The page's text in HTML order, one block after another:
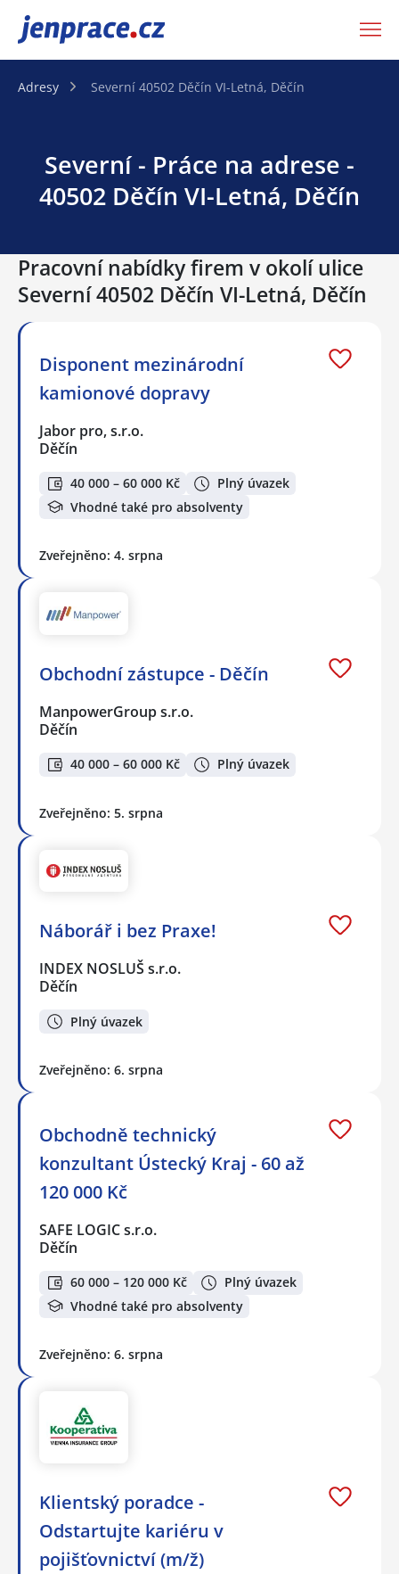
JenPráce.cz
Adresy Severní 40502 Děčín VI-Letná, Děčín
Severní - Práce na adrese -
40502 Děčín VI-Letná, Děčín
Pracovní nabídky firem v okolí ulice
Severní 40502 Děčín VI-Letná, Děčín
Disponent mezinárodní
kamionové dopravy
Jabor pro, s.r.o.
Děčín
40 000 – 60 000 Kč
Plný úvazek
Vhodné také pro absolventy
Zveřejněno: 4. srpna
Obchodní zástupce - Děčín
ManpowerGroup s.r.o.
Děčín
40 000 – 60 000 Kč Plný úvazek
Zveřejněno: 5. srpna
Náborář i bez Praxe!
INDEX NOSLUŠ s.r.o.
Děčín
Plný úvazek
Zveřejněno: 6. srpna
Obchodně technický
konzultant Ústecký Kraj - 60 až
120 000 Kč
SAFE LOGIC s.r.o.
Děčín
60 000 – 120 000 Kč
Plný úvazek
Vhodné také pro absolventy
Zveřejněno: 6. srpna
Klientský poradce -
Odstartujte kariéru v
pojišťovnictví (m/ž)